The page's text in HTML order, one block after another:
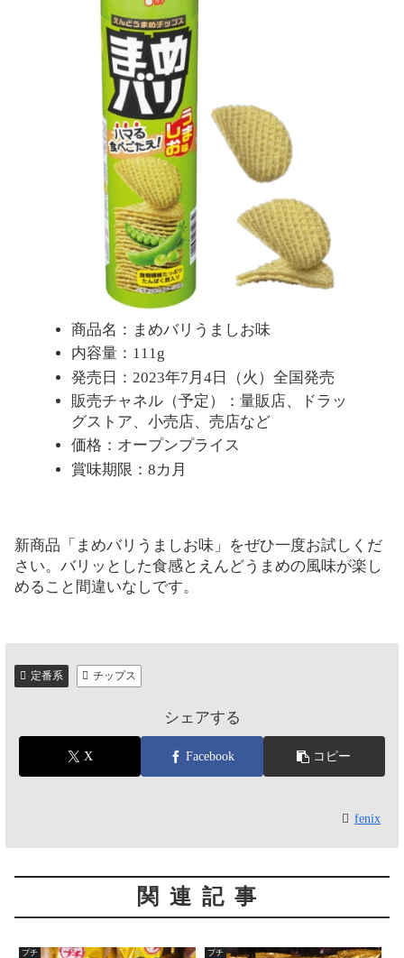
商品名：まめバリうましお味
内容量：111g
発売日：2023年7月4日（火）全国発売
販売チャネル（予定）：量販店、ドラッ
グストア、小売店、売店など
価格：オープンプライス
賞味期限：8カ月
新商品「まめバリうましお味」をぜひ一度お試しくだ
さい。バリッとした食感とえんどうまめの風味が楽し
めること間違いなしです。
定番系 チップス
シェアする
X Facebook コピー
fenix
関連記事
プチ プチ